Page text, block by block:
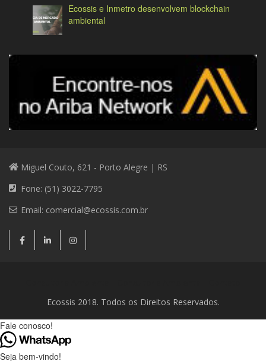
Ecossis e Inmetro desenvolvem blockchain
ambiental
Miguel Couto, 621 - Porto Alegre | RS
Fone: (51) 3022-7795
Email: comercial@ecossis.com.br
Ecossis 2018. Todos os Direitos Reservados.
Fale conosco!
Seja bem-vindo!